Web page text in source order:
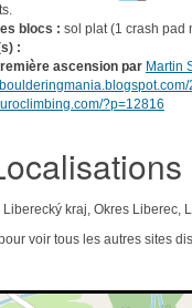
blocs : sol plat (1 crash pad
:
ascension par Martin
?p=12816
kraj, Okres Liberec,
voir tous les autres sites